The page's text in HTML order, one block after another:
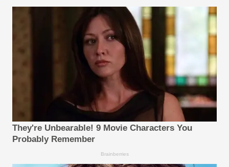
They're Unbearable! 9 Movie Characters You
Probably Remember
Brainberries